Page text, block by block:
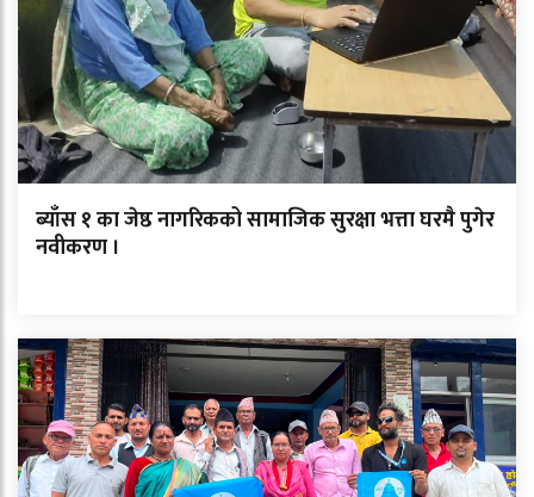
ब्याँस १ का जेष्ठ नागरिकको सामाजिक सुरक्षा भत्ता घरमै पुगेर
नवीकरण ।